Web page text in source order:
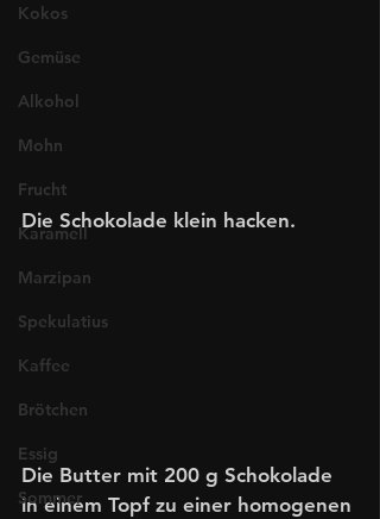
Kokos
Gemüse
Alkohol
Mohn
Frucht
Karamell
Marzipan
Spekulatius
Kaffee
Brötchen
Essig
Sommer
Die Schokolade klein hacken.
Die Butter mit 200 g Schokolade
in einem Topf zu einer homogenen